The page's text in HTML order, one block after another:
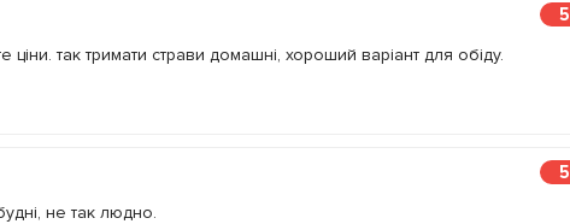
5
ціни. так тримати страви домашні, хороший варіант для обіду.
5
не так людно.